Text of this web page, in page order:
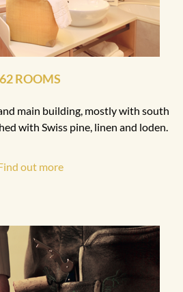
62 ROOMS
main building, mostly with south
with Swiss pine, linen and loden.
out more